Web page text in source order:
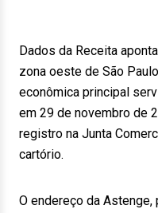
Dados da Receita
zona oeste de São
econômica principal
em 29 de novembro de
registro na Junta
cartório.
O endereço da